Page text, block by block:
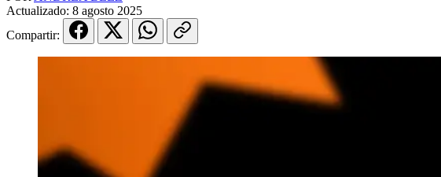
Actualizado: 8 agosto 2025
Compartir: